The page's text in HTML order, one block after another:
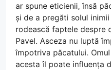
ar spune eticienii, însă
și de a pregăti solul
rodească faptele despre
Pavel. Asceza nu luptă
împotriva păcatului.
acesta îl poate influența